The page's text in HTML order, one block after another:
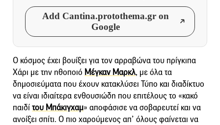
Add Cantina.protothema.gr on
Google
Ο κόσμος έχει βουίξει για τον αρραβώνα του πρίγκιπα
Χάρι με την ηθοποιό Μέγκαν Μαρκλ, με όλα τα
δημοσιεύματα που έχουν κατακλύσει Τύπο και διαδίκτυο
να είναι ιδιαίτερα ενθουσιώδη που επιτέλους το «κακό
παιδίτου Μπάκιγχαμ» αποφάσισε να σοβαρευτεί και να
ανοίξει σπίτι. Ο πιο χαρούμενος απ’ όλους φαίνεται να